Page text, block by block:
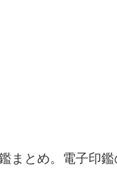
まとめ。電子印